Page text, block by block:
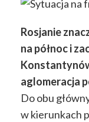
Rosjanie
na północ i
aglomeracja
Do obu
w kierunkach